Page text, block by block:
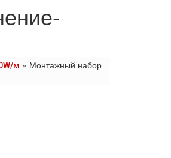
м » Монтажный набор